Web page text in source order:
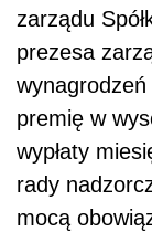
zarządu
prezesa
premię w
wypłaty
rady
mocą